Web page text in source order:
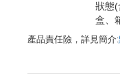
狀態(
盒、
產品責任險，詳見簡介: